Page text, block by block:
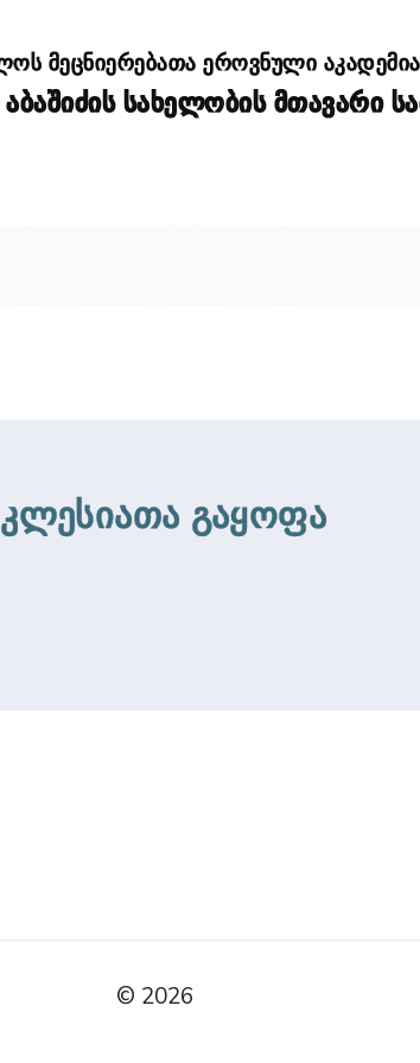
მეცნიერებათა ეროვნული აკადემია
სახელობის მთავარი
გაყოფა
© 2026